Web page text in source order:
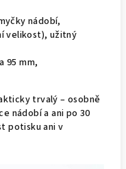
nádobí,
velikost), užitný
95 mm,
trvalý – osobně
nádobí a ani po 30
potisku ani v